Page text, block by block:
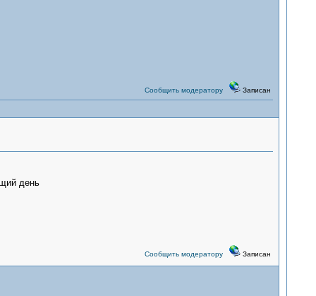
Сообщить модератору Записан
день
Сообщить модератору Записан